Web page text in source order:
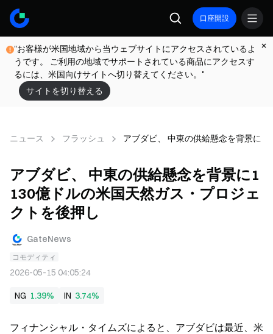
口座開設
"お客様が米国地域から当ウェブサイトにアクセスされているよ
うです。 ご利用の地域でサポートされている商品にアクセスす
るには、米国向けサイトへ切り替えてください。"
サイトを切り替える
ニュース フラッシュ アブダビ、 中東の供給懸念を背景に1
アブダビ、 中東の供給懸念を背景に1
130億ドルの米国天然ガス・プロジェ
クトを後押し
GateNews
コモディティ
2026-05-15 04:05:24
NG 1.39% IN 3.74%
フィナンシャル・タイムズによると、アブダビは最近、米